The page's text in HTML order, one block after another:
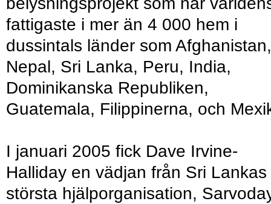
fattigaste i mer än 4 000 hem i
dussintals länder som Afghanistan,
Nepal, Sri Lanka, Peru, India,
Dominikanska Republiken,
Guatemala, Filippinerna, och
I januari 2005 fick Dave Irvine-
Halliday en vädjan från Sri Lankas
största hjälporganisation,